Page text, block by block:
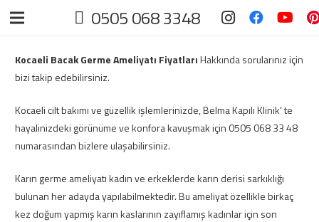
0505 068 3348
Kocaeli Bacak Germe Ameliyatı FiyatlarıHakkında sorularınız için
bizi takip edebilirsiniz.
Kocaeli cilt bakımı ve güzellik işlemlerinizde, Belma Kapılı Klinik’ te
hayalinizdeki görünüme ve konfora kavuşmak için 0505 068 33 48
numarasından bizlere ulaşabilirsiniz.
Karın germe ameliyatı kadın ve erkeklerde karın derisi sarkıklığı
bulunan her adayda yapılabilmektedir. Bu ameliyat özellikle birkaç
kez doğum yapmış karın kaslarının zayıflamış kadınlar için son